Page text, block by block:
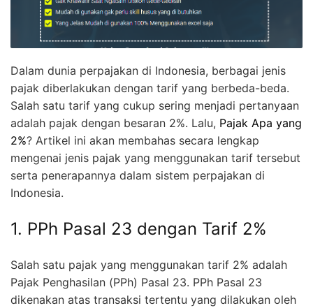
Dalam dunia perpajakan di Indonesia, berbagai jenis
pajak diberlakukan dengan tarif yang berbeda-beda.
Salah satu tarif yang cukup sering menjadi pertanyaan
adalah pajak dengan besaran 2%. Lalu, Pajak Apa yang
2%? Artikel ini akan membahas secara lengkap
mengenai jenis pajak yang menggunakan tarif tersebut
serta penerapannya dalam sistem perpajakan di
Indonesia.
1. PPh Pasal 23 dengan Tarif 2%
Salah satu pajak yang menggunakan tarif 2% adalah
Pajak Penghasilan (PPh) Pasal 23. PPh Pasal 23
dikenakan atas transaksi tertentu yang dilakukan oleh